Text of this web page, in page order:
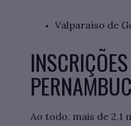
Valparaíso de
Ao todo, mais de 2,1